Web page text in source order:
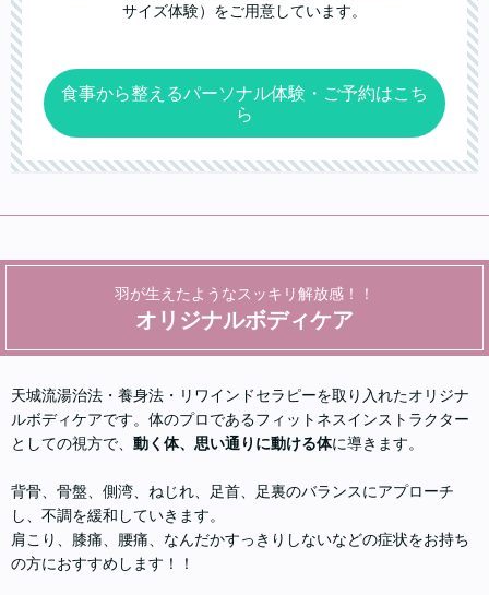
サイズ体験）をご用意しています。
食事から整えるパーソナル体験・ご予約はこち
ら
羽が生えたようなスッキリ解放感！！
オリジナルボディケア
天城流湯治法・養身法・リワインドセラピーを取り入れたオリジナ
ルボディケアです。体のプロであるフィットネスインストラクター
としての視方で、 動く体、思い通りに動ける体に導きます。
背骨、骨盤、側湾、ねじれ、足首、足裏のバランスにアプローチ
し、不調を緩和していきます。
肩こり、膝痛、腰痛、なんだかすっきりしないなどの症状をお持ち
の方におすすめします！！